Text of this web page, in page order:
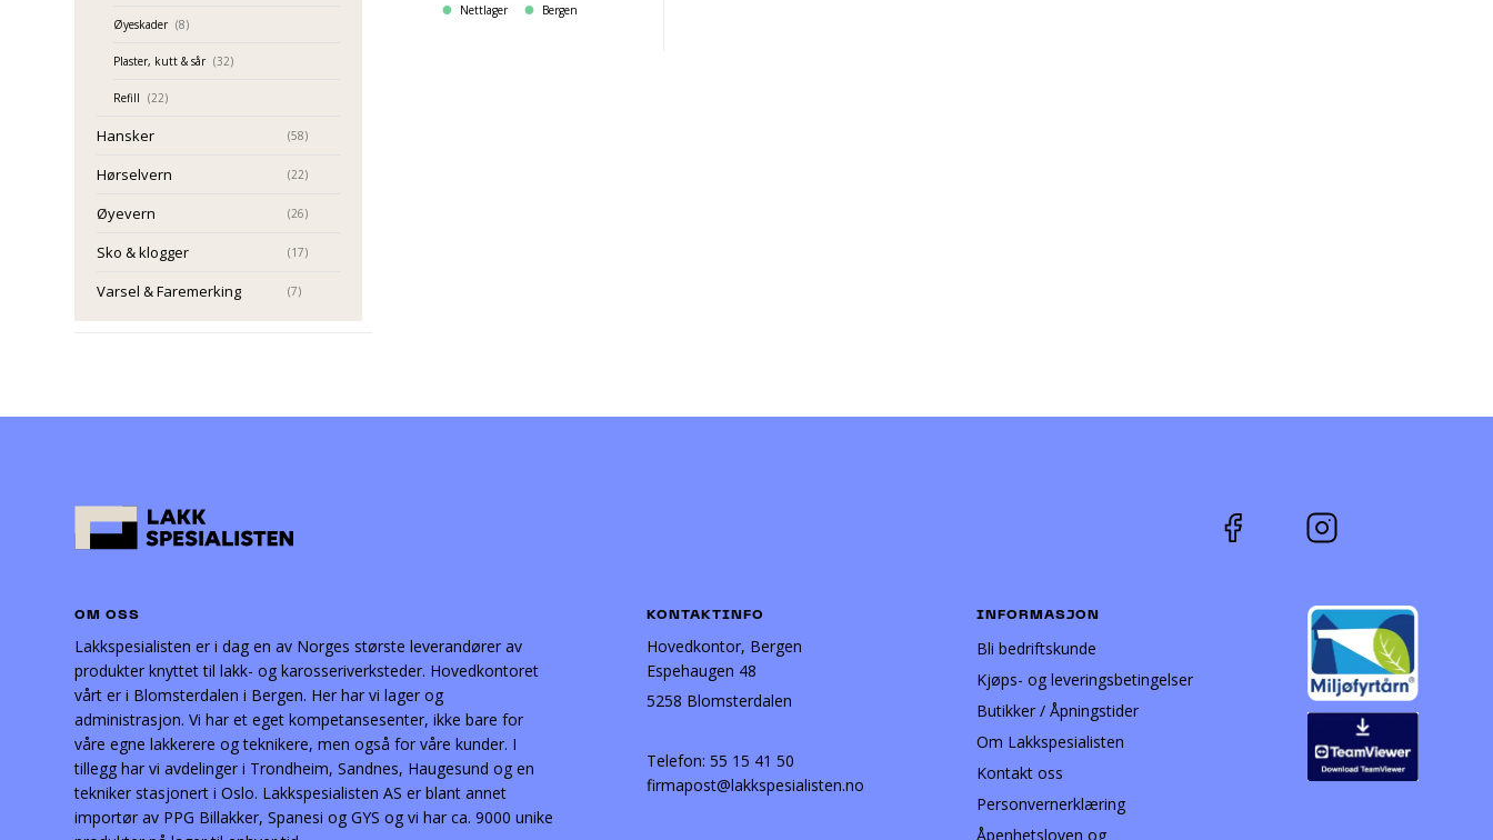
Øyeskader (8)
Plaster, kutt & sår (32)
Refill (22)
Hansker (58)
Hørselvern (22)
Øyevern (26)
Sko & klogger (17)
Varsel & Faremerking (7)
Nettlager Bergen
OM OSS
Lakkspesialisten er i dag en av Norges største leverandører av
produkter knyttet til lakk- og karosseriverksteder. Hovedkontoret
vårt er i Blomsterdalen i Bergen. Her har vi lager og
administrasjon. Vi har et eget kompetansesenter, ikke bare for
våre egne lakkerere og teknikere, men også for våre kunder. I
tillegg har vi avdelinger i Trondheim, Sandnes, Haugesund og en
tekniker stasjonert i Oslo. Lakkspesialisten AS er blant annet
importør av PPG Billakker, Spanesi og GYS og vi har ca. 9000 unike
KONTAKTINFO
Hovedkontor, Bergen
Espehaugen 48
5258 Blomsterdalen
Telefon: 55 15 41 50
firmapost@lakkspesialisten.no
INFORMASJON
Bli bedriftskunde
Kjøps- og leveringsbetingelser
Butikker / Åpningstider
Om Lakkspesialisten
Kontakt oss
Personvernerklæring
Åpenhetsloven og